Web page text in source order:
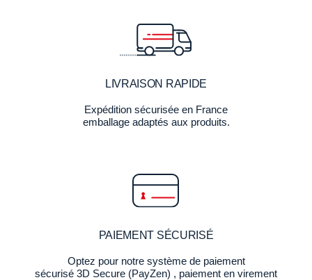
LIVRAISON RAPIDE
Expédition sécurisée en France
emballage adaptés aux produits.
PAIEMENT SÉCURISÉ
Optez pour notre système de paiement
sécurisé 3D Secure (PayZen) , paiement en virement